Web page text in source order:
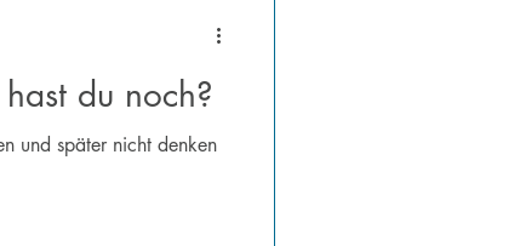
du noch?
und später nicht denken